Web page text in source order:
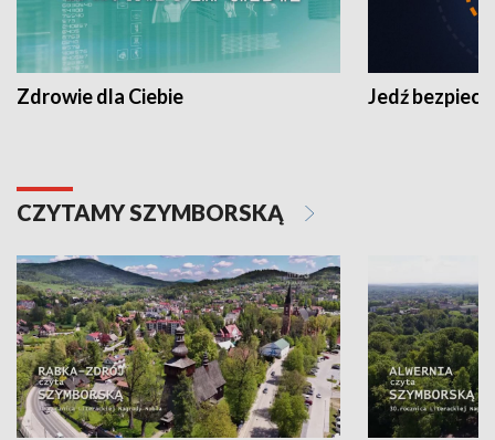
Zdrowie dla Ciebie Jedź
CZYTAMY SZYMBORSKĄ